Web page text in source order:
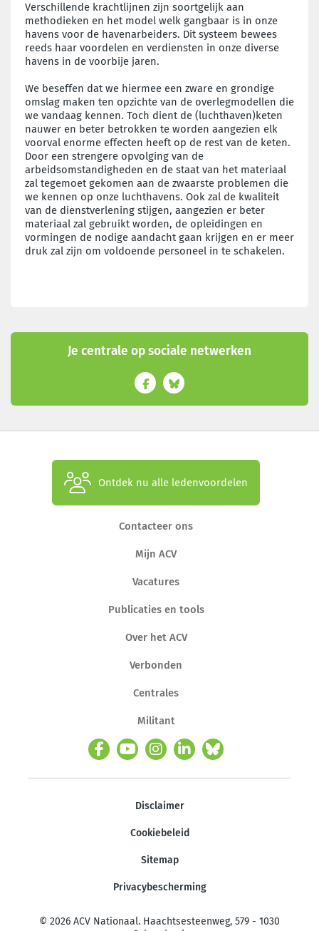
Verschillende krachtlijnen zijn soortgelijk aan
methodieken en het model welk gangbaar is in onze
havens voor de havenarbeiders. Dit systeem bewees
reeds haar voordelen en verdiensten in onze diverse
havens in de voorbije jaren.
We beseffen dat we hiermee een zware en grondige
omslag maken ten opzichte van de overlegmodellen die
we vandaag kennen. Toch dient de (luchthaven)keten
nauwer en beter betrokken te worden aangezien elk
voorval enorme effecten heeft op de rest van de keten.
Door een strengere opvolging van de
arbeidsomstandigheden en de staat van het materiaal
zal tegemoet gekomen aan de zwaarste problemen die
we kennen op onze luchthavens. Ook zal de kwaliteit
van de dienstverlening stijgen, aangezien er beter
materiaal zal gebruikt worden, de opleidingen en
vormingen de nodige aandacht gaan krijgen en er meer
druk zal zijn om voldoende personeel in te schakelen.
Je centrale op sociale netwerken
Ontdek nu alle ledenvoordelen
Contacteer ons
Mijn ACV
Vacatures
Publicaties en tools
Over het ACV
Verbonden
Centrales
Militant
Disclaimer
Cookiebeleid
Sitemap
Privacybescherming
© 2026 ACV Nationaal. Haachtsesteenweg, 579 - 1030